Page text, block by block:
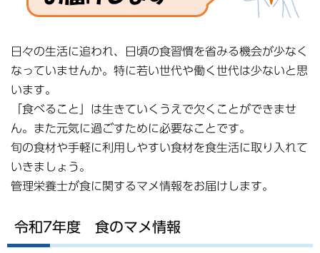
日々の生活に追われ、日頃の食習慣を省みる機会が少なく
なっていませんか。特に若い世代や働く世代は少ないと思
います。
「食べること」は生きていくうえで欠くことができませ
ん。また元気に過ごすために必要なことです。
旬の食材や手軽に利用しやすい食材を食生活に取り入れて
いきましょう。
管理栄養士が食に関するマメ情報をお届けします。
令和7年度 食のマメ情報